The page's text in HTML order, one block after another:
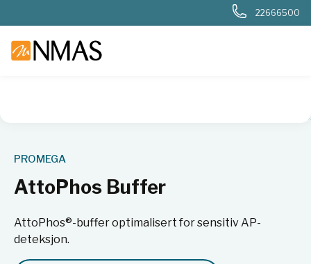
22666500
PROMEGA
AttoPhos Buffer
AttoPhos®-buffer optimalisert for sensitiv AP-
deteksjon.